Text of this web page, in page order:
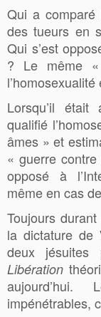
Qui a comparé
des tueurs en
Qui s’est
? Le même
Lorsqu’il
qualifié
âmes » et
« guerre
opposé à
même en cas
Toujours
la dictature de
deux
Libération
impénétrables,